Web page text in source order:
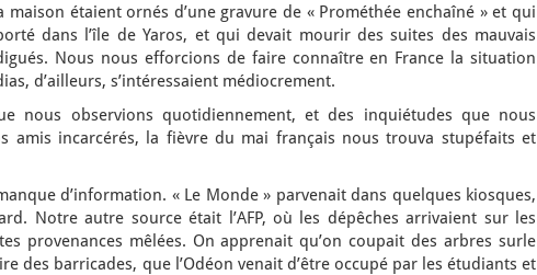
étaient ornés d’une gravure de « Prométhée enchaîné » et qui
dans l’île de Yaros, et qui devait mourir des suites des mauvais
Nous nous efforcions de faire connaître en France la situation
d’ailleurs, s’intéressaient médiocrement.
nous observions quotidiennement, et des inquiétudes que nous
amis incarcérés, la fièvre du mai français nous trouva stupéfaits et
d’information. « Le Monde » parvenait dans quelques kiosques,
Notre autre source était l’AFP, où les dépêches arrivaient sur les
provenances mêlées. On apprenait qu’on coupait des arbres surle
des barricades, que l’Odéon venait d’être occupé par les étudiants et